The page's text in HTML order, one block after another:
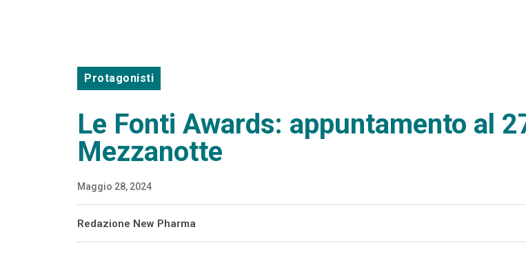
Protagonisti
Le Fonti Awards: appuntamento al
Mezzanotte
Maggio 28, 2024
Redazione New Pharma